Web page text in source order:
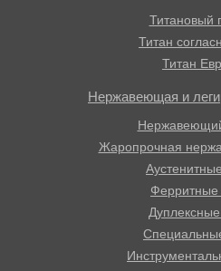
Титановый
Титан
Титан
Нержавеющая и
Жаропрочная
Ферритные